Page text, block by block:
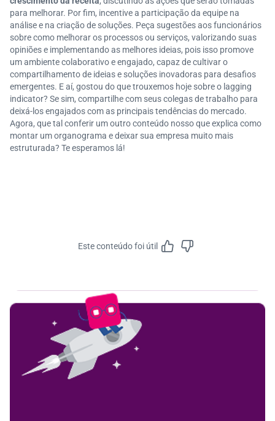
para melhorar. Por fim, incentive a participação da equipe na
análise e na criação de soluções. Peça sugestões aos funcionários
sobre como melhorar os processos ou serviços, valorizando suas
opiniões e implementando as melhores ideias, pois isso promove
um ambiente colaborativo e engajado, capaz de cultivar o
compartilhamento de ideias e soluções inovadoras para desafios
emergentes. E aí, gostou do que trouxemos hoje sobre o lagging
indicator? Se sim, compartilhe com seus colegas de trabalho para
deixá-los engajados com as principais tendências do mercado.
Agora, que tal conferir um outro conteúdo nosso que explica como
montar um organograma e deixar sua empresa muito mais
estruturada? Te esperamos lá!
Este conteúdo foi útil